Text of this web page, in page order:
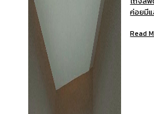
ค่อยมี
Read